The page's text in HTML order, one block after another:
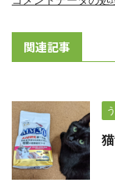
関連記事